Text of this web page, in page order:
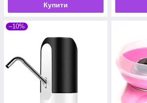
Купити
–10%